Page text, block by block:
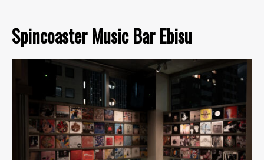
Spincoaster Music Bar Ebisu